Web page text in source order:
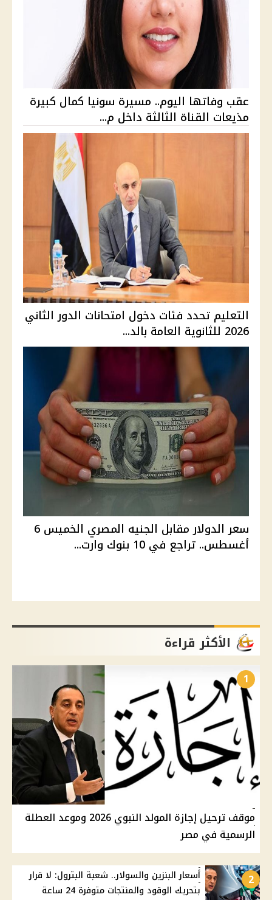
عقب وفاتها اليوم.. مسيرة سونيا كمال كبيرة
مذيعات القناة الثالثة داخل م...
التعليم تحدد فئات دخول امتحانات الدور الثاني
2026 للثانوية العامة بالد...
سعر الدولار مقابل الجنيه المصري الخميس 6
أغسطس.. تراجع في 10 بنوك وارت...
الأكثر قراءة
1
موقف ترحيل إجازة المولد النبوي 2026 وموعد العطلة
الرسمية في مصر
2
أسعار البنزين والسولار.. شعبة البترول: لا قرار
بتحريك الوقود والمنتجات متوفرة 24 ساعة